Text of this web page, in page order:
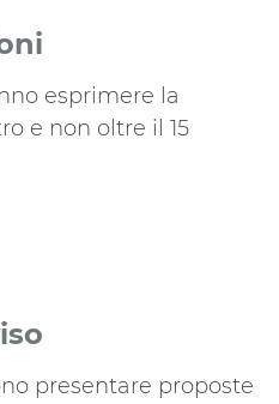
esprimere la
e non oltre il 15
presentare proposte